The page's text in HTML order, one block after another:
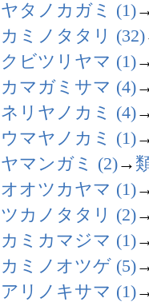
ヤタノカガミ (1)
カミノタタリ (32)
クビツリヤマ (1)
カマガミサマ (4)
ネリヤノカミ (4)
ウマヤノカミ (1)
ヤマンガミ (2)→
オオツカヤマ (1)
ツカノタタリ (2)
カミカマジマ (1)
カミノオツゲ (5)
アリノキサマ (1)